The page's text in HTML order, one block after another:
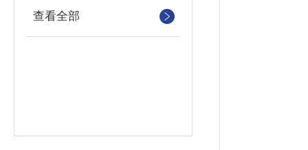
查看全部